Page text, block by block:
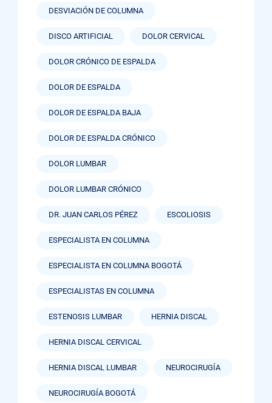
DESVIACIÓN DE COLUMNA
DISCO ARTIFICIAL DOLOR CERVICAL
DOLOR CRÓNICO DE ESPALDA
DOLOR DE ESPALDA
DOLOR DE ESPALDA BAJA
DOLOR DE ESPALDA CRÓNICO
DOLOR LUMBAR
DOLOR LUMBAR CRÓNICO
DR. JUAN CARLOS PÉREZ ESCOLIOSIS
ESPECIALISTA EN COLUMNA
ESPECIALISTA EN COLUMNA BOGOTÁ
ESPECIALISTAS EN COLUMNA
ESTENOSIS LUMBAR HERNIA DISCAL
HERNIA DISCAL CERVICAL
HERNIA DISCAL LUMBAR NEUROCIRUGÍA
NEUROCIRUGÍA BOGOTÁ